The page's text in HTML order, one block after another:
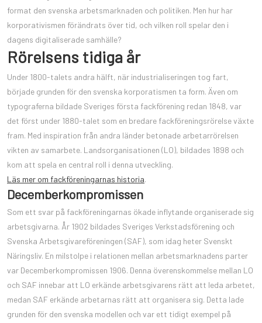
format den svenska arbetsmarknaden och politiken. Men hur har
korporativismen förändrats över tid, och vilken roll spelar den i
dagens digitaliserade samhälle?
Rörelsens tidiga år
Under 1800-talets andra hälft, när industrialiseringen tog fart,
började grunden för den svenska korporatismen ta form. Även om
typograferna bildade Sveriges första fackförening redan 1848, var
det först under 1880-talet som en bredare fackföreningsrörelse växte
fram. Med inspiration från andra länder betonade arbetarrörelsen
vikten av samarbete. Landsorganisationen (LO), bildades 1898 och
kom att spela en central roll i denna utveckling.
Läs mer om fackföreningarnas historia.
Decemberkompromissen
Som ett svar på fackföreningarnas ökade inflytande organiserade sig
arbetsgivarna. År 1902 bildades Sveriges Verkstadsförening och
Svenska Arbetsgivareföreningen (SAF), som idag heter Svenskt
Näringsliv. En milstolpe i relationen mellan arbetsmarknadens parter
var Decemberkompromissen 1906. Denna överenskommelse mellan LO
och SAF innebar att LO erkände arbetsgivarens rätt att leda arbetet,
medan SAF erkände arbetarnas rätt att organisera sig. Detta lade
grunden för den svenska modellen och var ett tidigt exempel på